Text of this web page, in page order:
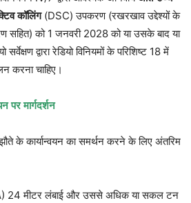
कॉलिंग(DSC) उपकरण (रखरखाव उद्देश्यों के
को 1 जनवरी 2028 को या उसके बाद या
द्वारा रेडियो विनियमों के परिशिष्ट 18 में
करना चाहिए।
पर मार्गदर्शन
के कार्यान्वयन का समर्थन करने के लिए अंतरिम
24 मीटर लंबाई और उससे अधिक या सकल टन